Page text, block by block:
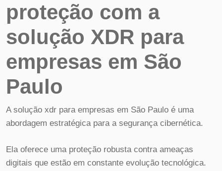
proteção com a
solução XDR para
empresas em São
Paulo
A solução xdr para empresas em São Paulo é uma
abordagem estratégica para a segurança cibernética.
Ela oferece uma proteção robusta contra ameaças
digitais que estão em constante evolução tecnológica.